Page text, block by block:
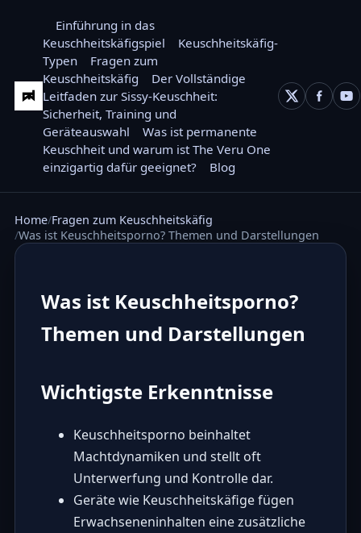
Einführung in das
Keuschheitskäfigspiel
Keuschheitskäfig-
Typen
Fragen zum
Keuschheitskäfig
Der Vollständige
Leitfaden zur Sissy-Keuschheit:
Sicherheit, Training und
Geräteauswahl
Was ist permanente
Keuschheit und warum ist The Veru One
einzigartig dafür geeignet?
Blog
Home Fragen zum Keuschheitskäfig
Was ist Keuschheitsporno? Themen und Darstellungen
Was ist Keuschheitsporno?
Themen und Darstellungen
Wichtigste Erkenntnisse
Keuschheitsporno beinhaltet
Machtdynamiken und stellt oft
Unterwerfung und Kontrolle dar.
Geräte wie Keuschheitskäfige fügen
Erwachseneninhalten eine zusätzliche